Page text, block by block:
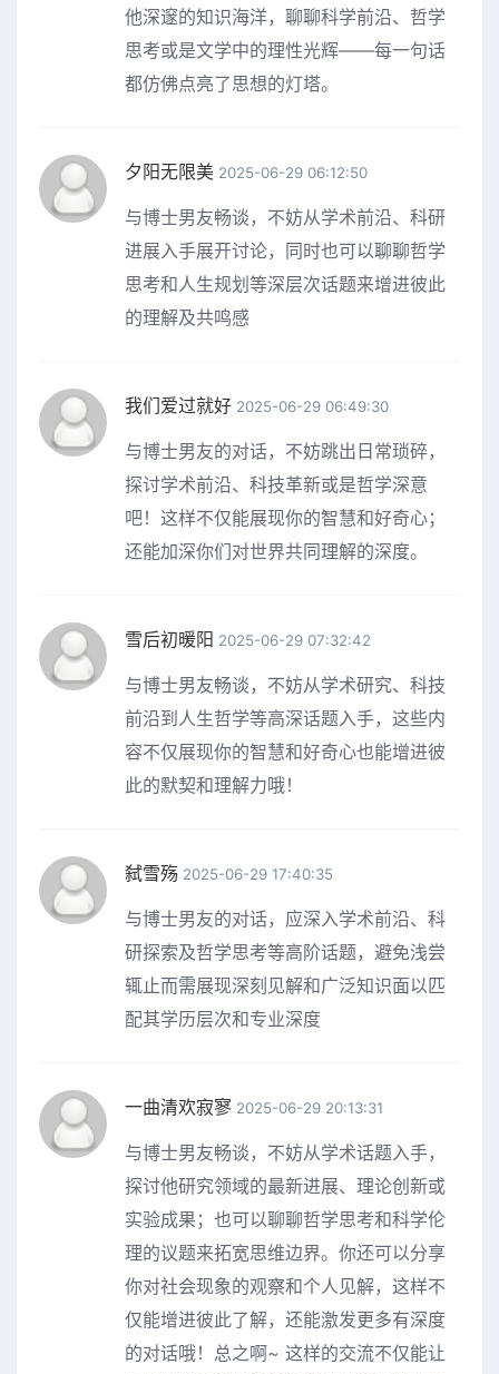
他深邃的知识海洋，聊聊科学前沿、哲学
思考或是文学中的理性光辉——每一句话
都仿佛点亮了思想的灯塔。
夕阳无限美2025-06-29 06:12:50
与博士男友畅谈，不妨从学术前沿、科研
进展入手展开讨论，同时也可以聊聊哲学
思考和人生规划等深层次话题来增进彼此
的理解及共鸣感
我们爱过就好2025-06-29 06:49:30
与博士男友的对话，不妨跳出日常琐碎，
探讨学术前沿、科技革新或是哲学深意
吧！这样不仅能展现你的智慧和好奇心；
还能加深你们对世界共同理解的深度。
雪后初暖阳 2025-06-29 07:32:42
与博士男友畅谈，不妨从学术研究、科技
前沿到人生哲学等高深话题入手，这些内
容不仅展现你的智慧和好奇心也能增进彼
此的默契和理解力哦！
弑雪殇2025-06-29 17:40:35
与博士男友的对话，应深入学术前沿、科
研探索及哲学思考等高阶话题，避免浅尝
辄止而需展现深刻见解和广泛知识面以匹
配其学历层次和专业深度
一曲清欢寂寥2025-06-29 20:13:31
与博士男友畅谈，不妨从学术话题入手，
探讨他研究领域的最新进展、理论创新或
实验成果；也可以聊聊哲学思考和科学伦
理的议题来拓宽思维边界。你还可以分享
你对社会现象的观察和个人见解，这样不
仅能增进彼此了解，还能激发更多有深度
的对话哦！总之啊~ 这样的交流不仅能让